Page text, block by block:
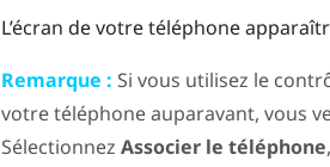
L’écran de votre téléphone
Remarque : Si vous utilisez le
votre téléphone auparavant, vous
Sélectionnez Associer le téléphone